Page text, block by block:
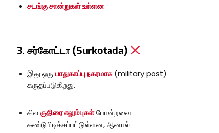
சடங்கு சான்றுகள் உள்ளன
3. சர்கோட்டா (Surkotada)
இது ஒருபாதுகாப்பு நகரமாக(military post)
கருதப்படுகிறது.
சிலகுதிரை எலும்புகள்போன்றவை
கண்டுபிடிக்கப்பட்டுள்ளன, ஆனால்